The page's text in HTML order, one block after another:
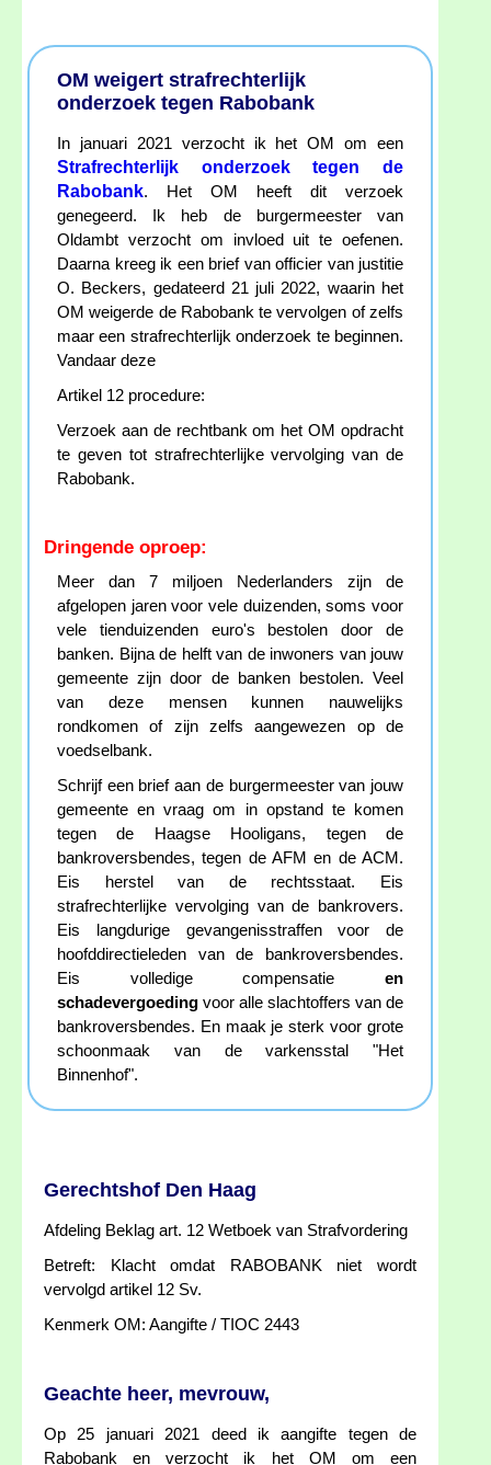
OM weigert strafrechterlijk
onderzoek tegen Rabobank
In januari 2021 verzocht ik het OM om een
Strafrechterlijk onderzoek tegen de
Rabobank. Het OM heeft dit verzoek
genegeerd. Ik heb de burgermeester van
Oldambt verzocht om invloed uit te oefenen.
Daarna kreeg ik een brief van officier van justitie
O. Beckers, gedateerd 21 juli 2022, waarin het
OM weigerde de Rabobank te vervolgen of zelfs
maar een strafrechterlijk onderzoek te beginnen.
Vandaar deze
Artikel 12 procedure:
Verzoek aan de rechtbank om het OM opdracht
te geven tot strafrechterlijke vervolging van de
Rabobank.
Dringende oproep:
Meer dan 7 miljoen Nederlanders zijn de
afgelopen jaren voor vele duizenden, soms voor
vele tienduizenden euro's bestolen door de
banken. Bijna de helft van de inwoners van jouw
gemeente zijn door de banken bestolen. Veel
van deze mensen kunnen nauwelijks
rondkomen of zijn zelfs aangewezen op de
voedselbank.
Schrijf een brief aan de burgermeester van jouw
gemeente en vraag om in opstand te komen
tegen de Haagse Hooligans, tegen de
bankroversbendes, tegen de AFM en de ACM.
Eis herstel van de rechtsstaat. Eis
strafrechterlijke vervolging van de bankrovers.
Eis langdurige gevangenisstraffen voor de
hoofddirectieleden van de bankroversbendes.
Eis volledige compensatie en
schadevergoeding voor alle slachtoffers van de
bankroversbendes. En maak je sterk voor grote
schoonmaak van de varkensstal "Het
Binnenhof".
Gerechtshof Den Haag
Afdeling Beklag art. 12 Wetboek van Strafvordering
Betreft: Klacht omdat RABOBANK niet wordt
vervolgd artikel 12 Sv.
Kenmerk OM: Aangifte / TIOC 2443
Geachte heer, mevrouw,
Op 25 januari 2021 deed ik aangifte tegen de
Rabobank en verzocht ik het OM om een